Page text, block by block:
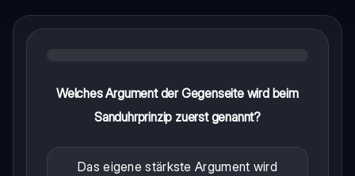
Welches Argument der Gegenseite wird beim
Sanduhrprinzip zuerst genannt?
Das eigene stärkste Argument wird